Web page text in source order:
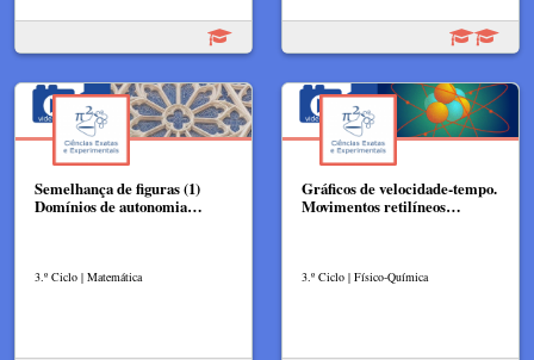
Semelhança de figuras (1)
Domínios de autonomia…
3.º Ciclo | Matemática
Gráficos de velocidade-tempo.
Movimentos retilíneos…
3.º Ciclo | Físico-Química